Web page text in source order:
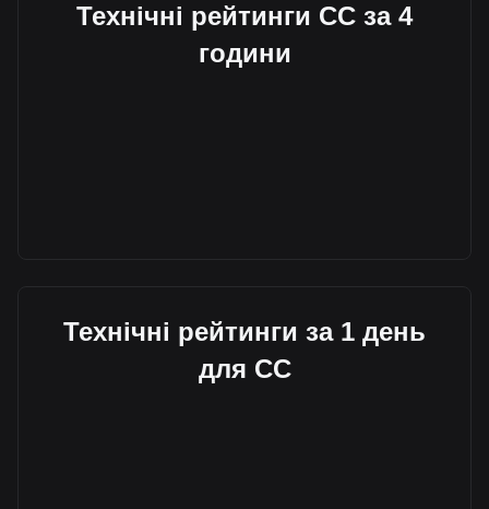
Технічні рейтинги CC за 4
години
Технічні рейтинги за 1 день
для CC